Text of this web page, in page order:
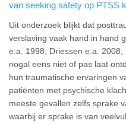
van seeking safety op PTSS
Uit onderzoek blijkt dat
verslaving vaak hand in hand
e.a. 1998; Driessen e.a.
nogal eens niet of pas laat
hun traumatische ervaringen
patiënten met psychische
meeste gevallen zelfs sprake
waarbij er sprake is van